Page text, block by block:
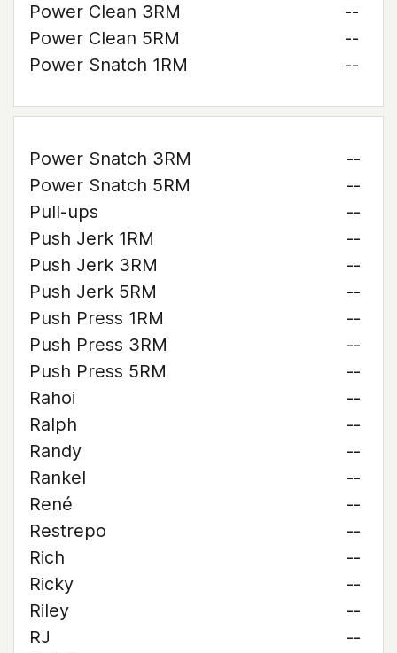
Power Clean 3RM
--
Power Clean 5RM
--
Power Snatch 1RM
--
Power Snatch 3RM
--
Power Snatch 5RM
--
Pull-ups
--
Push Jerk 1RM
--
Push Jerk 3RM
--
Push Jerk 5RM
--
Push Press 1RM
--
Push Press 3RM
--
Push Press 5RM
--
Rahoi
--
Ralph
--
Randy
--
Rankel
--
René
--
Restrepo
--
Rich
--
Ricky
--
Riley
--
RJ
--